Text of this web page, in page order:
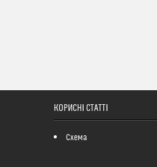
КОРИСНІ СТАТТІ
Схема